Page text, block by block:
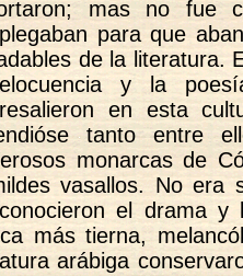
mas no fue
para que
de la literatura.
y la
en esta
tanto entre
monarcas de
vasallos. No era
el drama
más tierna,
arábiga